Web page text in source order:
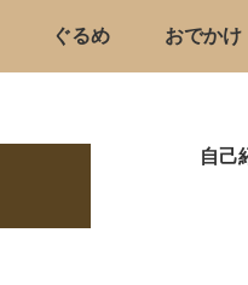
ぐるめ おでかけ
自己